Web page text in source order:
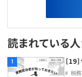
読まれている
1 ［19
税務